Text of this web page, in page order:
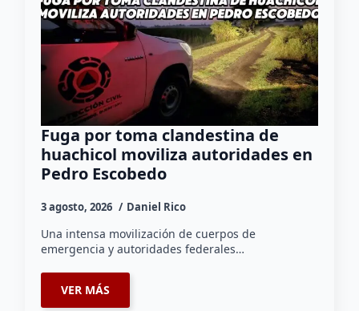
Fuga por toma clandestina de
huachicol moviliza autoridades en
Pedro Escobedo
3 agosto, 2026 Daniel Rico
Una intensa movilización de cuerpos de
emergencia y autoridades federales…
VER MÁS